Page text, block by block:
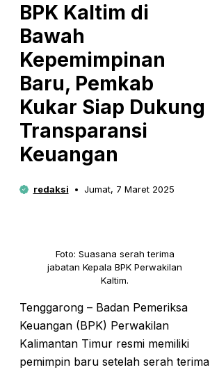
BPK Kaltim di
Bawah
Kepemimpinan
Baru, Pemkab
Kukar Siap Dukung
Transparansi
Keuangan
redaksi Jumat, 7 Maret 2025
Foto: Suasana serah terima
jabatan Kepala BPK Perwakilan
Kaltim.
Tenggarong – Badan Pemeriksa
Keuangan (BPK) Perwakilan
Kalimantan Timur resmi memiliki
pemimpin baru setelah serah terima